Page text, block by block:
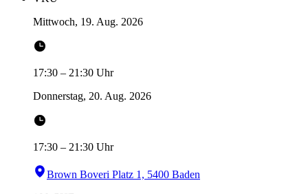
Mittwoch, 19. Aug. 2026
17:30 – 21:30 Uhr
Donnerstag, 20. Aug. 2026
17:30 – 21:30 Uhr
Brown Boveri Platz 1, 5400 Baden